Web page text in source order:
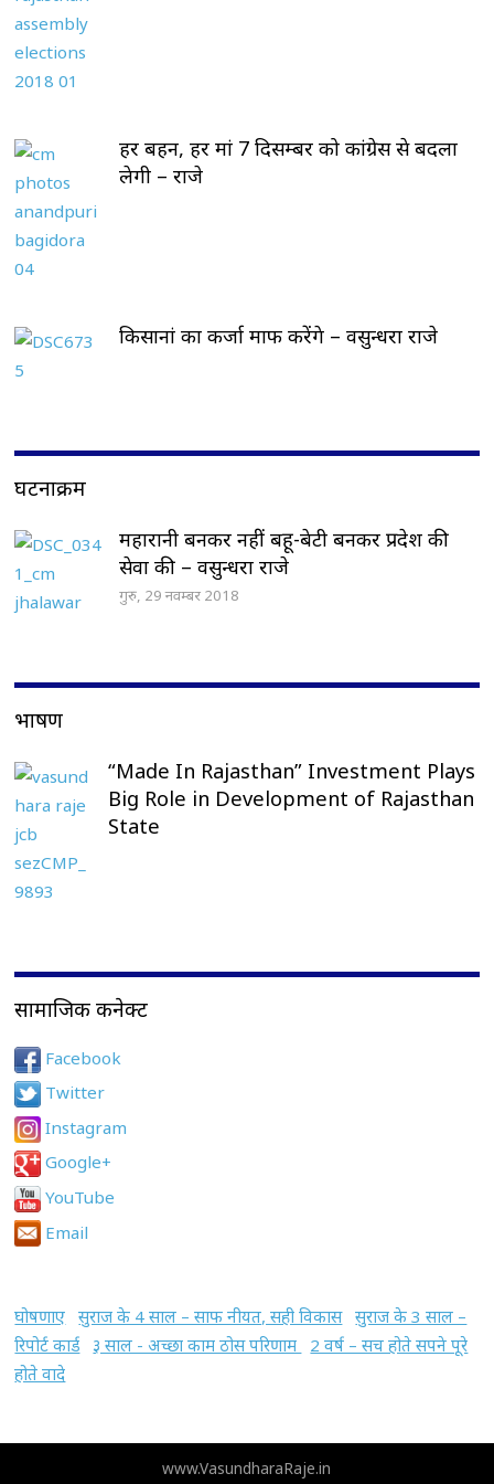
हर बहन, हर मां 7 दिसम्बर को कांग्रेस से बदला
लेगी – राजे
किसानां का कर्जा माफ करेंगे – वसुन्धरा राजे
घटनाक्रम
महारानी बनकर नहीं बहू-बेटी बनकर प्रदेश की
सेवा की – वसुन्धरा राजे
गुरु, 29 नवम्बर 2018
भाषण
“Made In Rajasthan” Investment Plays
Big Role in Development of Rajasthan
State
सामाजिक कनेक्ट
Facebook
Twitter
Instagram
Google+
YouTube
Email
घोषणाए सुराज के 4 साल – साफ नीयत, सही विकास सुराज के 3 साल –
रिपोर्ट कार्ड
३ साल - अच्छा काम ठोस परिणाम
2 वर्ष – सच होते सपने पूरे
होते वादे
www.VasundharaRaje.in